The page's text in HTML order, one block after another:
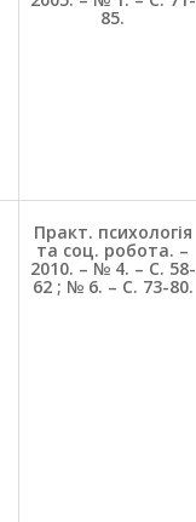
85.
Практ. психологія
та соц. робота. –
2010. – № 4. – С. 58-
62 ; № 6. – С. 73-80.